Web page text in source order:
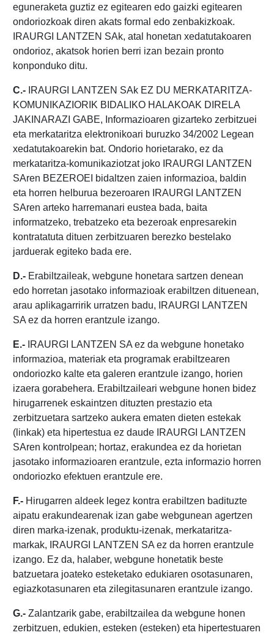
eguneraketa guztiz ez egitearen edo gaizki egitearen
ondoriozkoak diren akats formal edo zenbakizkoak.
IRAURGI LANTZEN SAk, atal honetan xedatutakoaren
ondorioz, akatsok horien berri izan bezain pronto
konponduko ditu.
C.-IRAURGI LANTZEN SAk EZ DU MERKATARITZA-
KOMUNIKAZIORIK BIDALIKO HALAKOAK DIRELA
JAKINARAZI GABE, Informazioaren gizarteko zerbitzuei
eta merkataritza elektronikoari buruzko 34/2002 Legean
xedatutakoarekin bat. Ondorio horietarako, ez da
merkataritza-komunikaziotzat joko IRAURGI LANTZEN
SAren BEZEROEI bidaltzen zaien informazioa, baldin
eta horren helburua bezeroaren IRAURGI LANTZEN
SAren arteko harremanari eustea bada, baita
informatzeko, trebatzeko eta bezeroak enpresarekin
kontratatuta dituen zerbitzuaren berezko bestelako
jarduerak egiteko bada ere.
D.-Erabiltzaileak, webgune honetara sartzen denean
edo horretan jasotako informazioak erabiltzen dituenean,
arau aplikagarririk urratzen badu, IRAURGI LANTZEN
SA ez da horren erantzule izango.
E.-IRAURGI LANTZEN SA ez da webgune honetako
informazioa, materiak eta programak erabiltzearen
ondoriozko kalte eta galeren erantzule izango, horien
izaera gorabehera. Erabiltzaileari webgune honen bidez
hirugarrenek eskaintzen dituzten prestazio eta
zerbitzuetara sartzeko aukera ematen dieten estekak
(linkak) eta hipertestua ez daude IRAURGI LANTZEN
SAren kontrolpean; hortaz, erakundea ez da horietan
jasotako informazioaren erantzule, ezta informazio horren
ondoriozko efektuen erantzule ere.
F.-Hirugarren aldeek legez kontra erabiltzen badituzte
aipatu erakundearenak izan gabe webgunean agertzen
diren marka-izenak, produktu-izenak, merkataritza-
markak, IRAURGI LANTZEN SA ez da horren erantzule
izango. Ez da, halaber, webgune honetatik beste
batzuetara joateko esteketako edukiaren osotasunaren,
egiazkotasunaren eta zilegitasunaren erantzule izango.
G.-Zalantzarik gabe, erabiltzailea da webgune honen
zerbitzuen, edukien, esteken (esteken) eta hipertestuaren